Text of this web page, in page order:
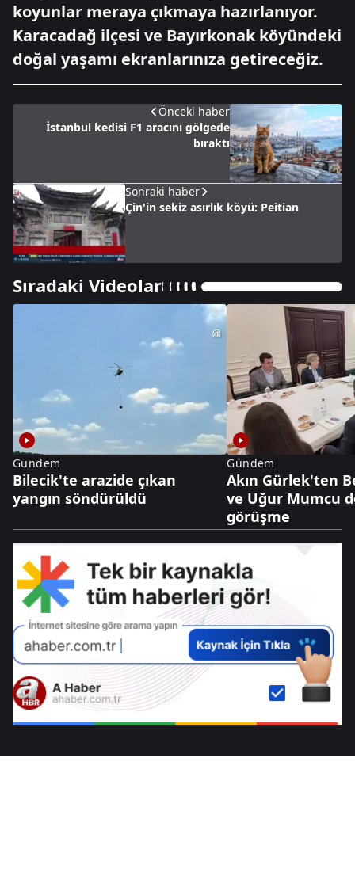
koyunlar meraya çıkmaya hazırlanıyor.
Karacadağ ilçesi ve Bayırkonak köyündeki
doğal yaşamı ekranlarınıza getireceğiz.
Önceki haber
İstanbul kedisi F1 aracını gölgede
bıraktı
Sonraki haber
Çin'in sekiz asırlık köyü: Peitian
Sıradaki Videolar
Gündem
Bilecik'te arazide çıkan
yangın söndürüldü
Gündem
Akın Gürlek'ten
ve Uğur Mumcu
görüşme